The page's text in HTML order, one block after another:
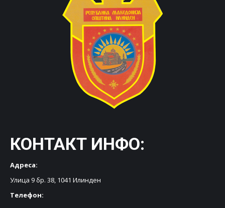
КОНТАКТ ИНФО:
Адреса:
Улица 9 бр. 38, 1041 Илинден
Телефон: